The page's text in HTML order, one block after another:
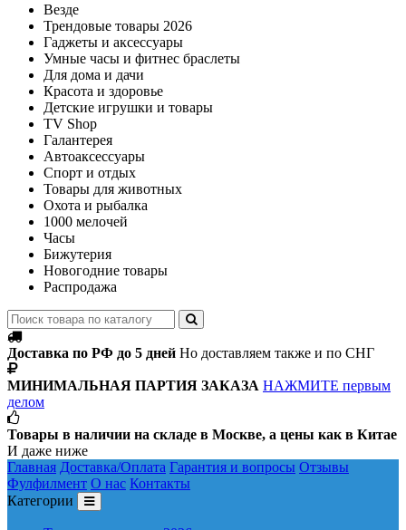
Везде
Трендовые товары 2026
Гаджеты и аксессуары
Умные часы и фитнес браслеты
Для дома и дачи
Красота и здоровье
Детские игрушки и товары
TV Shop
Галантерея
Автоаксессуары
Спорт и отдых
Товары для животных
Охота и рыбалка
1000 мелочей
Часы
Бижутерия
Новогодние товары
Распродажа
Доставка по РФ до 5 дней Но доставляем также и по СНГ
МИНИМАЛЬНАЯ ПАРТИЯ ЗАКАЗА НАЖМИТЕ первым
делом
Товары в наличии на складе в Москве, а цены как в Китае
И даже ниже
Главная Доставка/Оплата Гарантия и вопросы Отзывы
Фулфилмент О нас Контакты
Категории